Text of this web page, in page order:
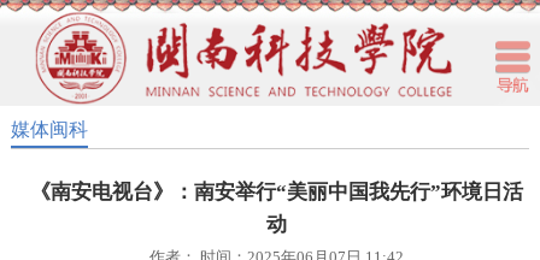
媒体闽科
《南安电视台》：南安举行“美丽中国我先行”环境日活
动